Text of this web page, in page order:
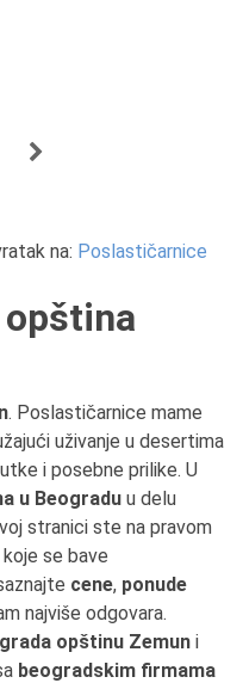
na: Poslastičarnice
. Poslastičarnice mame
uživanje u desertima
i posebne prilike. U
u Beogradu u delu
stranici ste na pravom
koje se bave
cene, ponude
najviše odgovara.
opštinu Zemun i
beogradskim firmama